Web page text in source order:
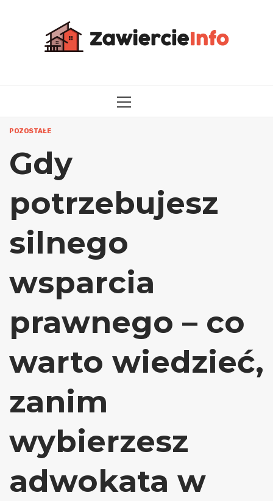
MENU
POZOSTAŁE
Gdy
potrzebujesz
silnego
wsparcia
prawnego – co
warto wiedzieć,
zanim
wybierzesz
adwokata w